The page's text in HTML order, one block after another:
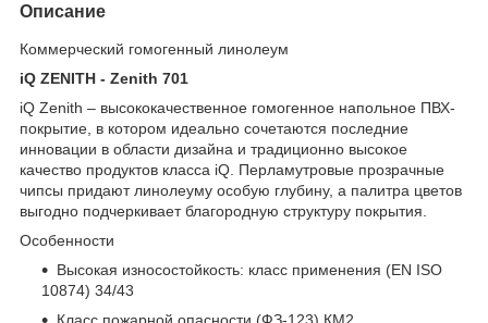
Описание
Коммерческий гомогенный линолеум
iQ ZENITH - Zenith 701
iQ Zenith – высококачественное гомогенное напольное ПВХ-
покрытие, в котором идеально сочетаются последние
инновации в области дизайна и традиционно высокое
качество продуктов класса iQ. Перламутровые прозрачные
чипсы придают линолеуму особую глубину, а палитра цветов
выгодно подчеркивает благородную структуру покрытия.
Особенности
Высокая износостойкость: класс применения (EN ISO
10874) 34/43
Класс пожарной опасности (ФЗ-123) КМ2